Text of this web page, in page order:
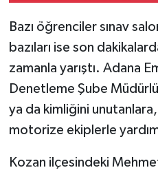
Bazı öğrenciler sınav
bazıları ise son
zamanla yarıştı. Adana
Denetleme Şube
ya da kimliğini
motorize ekiplerle
Kozan ilçesindeki